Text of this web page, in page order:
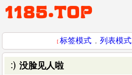
[ 标签模式 ， 列表模式
没脸见人啦